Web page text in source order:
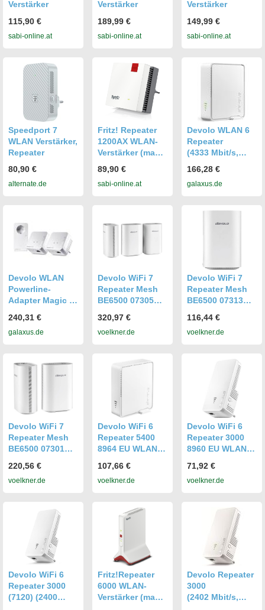
Verstärker
115,90 €
sabi-online.at
Verstärker
189,99 €
sabi-online.at
Verstärker
149,99 €
sabi-online.at
Speedport 7
WLAN Verstärker,
Repeater
80,90 €
alternate.de
Fritz! Repeater
1200AX WLAN-
Verstärker (max.
89,90 €
sabi-online.at
Devolo WLAN 6
Repeater
(4333 Mbit/s,
WLAN Repeater
166,28 €
galaxus.de
Devolo WLAN
Powerline-
Adapter Magic 1
Multiroom-Kit,
1200 Mbps,
LAN
(1200 Mbit/s),
Powerline, Weiss
240,31 €
galaxus.de
Devolo WiFi 7
Repeater Mesh
BE6500 07305
GBit/s Mesh-
fähig, WiFi 7,
320,97 €
voelkner.de
Devolo WiFi 7
Repeater Mesh
BE6500 07313
GBit/s Mesh-
fähig, WiFi 7,
116,44 €
voelkner.de
Devolo WiFi 7
Repeater Mesh
BE6500 07301
GBit/s Mesh-
fähig, WiFi 7,
220,56 €
voelkner.de
Devolo WiFi 6
Repeater 5400
8964 EU WLAN
Mesh-fähig
107,66 €
voelkner.de
Devolo WiFi 6
Repeater 3000
8960 EU WLAN
Mesh-fähig
71,92 €
voelkner.de
Devolo WiFi 6
Repeater 3000
(7120) (2400
Fritz!Repeater
6000 WLAN-
Verstärker (max.
Devolo Repeater
3000
(2402 Mbit/s,